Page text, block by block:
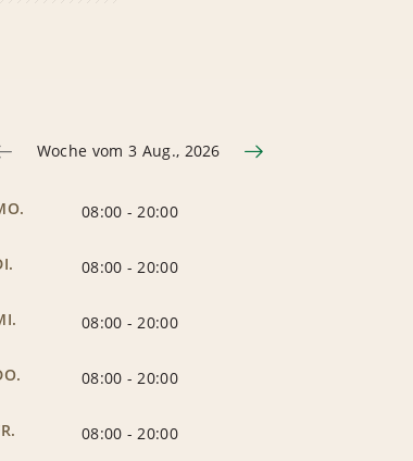
Woche vom 3 Aug., 2026
08:00 -20:00
08:00 -20:00
08:00 -20:00
08:00 -20:00
08:00 -20:00